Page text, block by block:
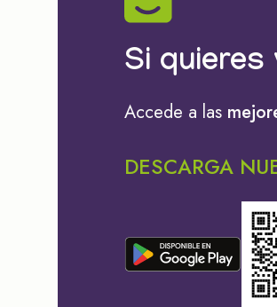
Si
Accede a las
DESCARGA